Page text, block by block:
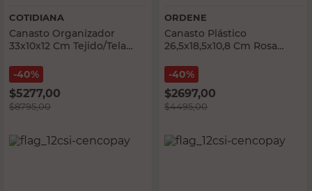
COTIDIANA
Canasto Organizador
33x10x12 Cm Tejido/Tela
40%
$5277,00
$8795,00
ORDENE
Canasto Plástico
26,5x18,5x10,8 Cm Rosa
40%
$2697,00
$4495,00